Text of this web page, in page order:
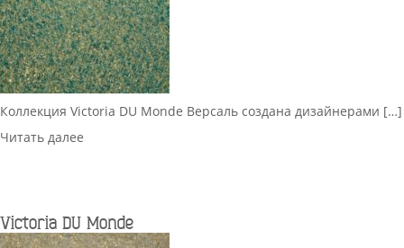
Коллекция Victoria DU Monde Версаль создана дизайнерами […]
Читать далее
Victoria DU Monde